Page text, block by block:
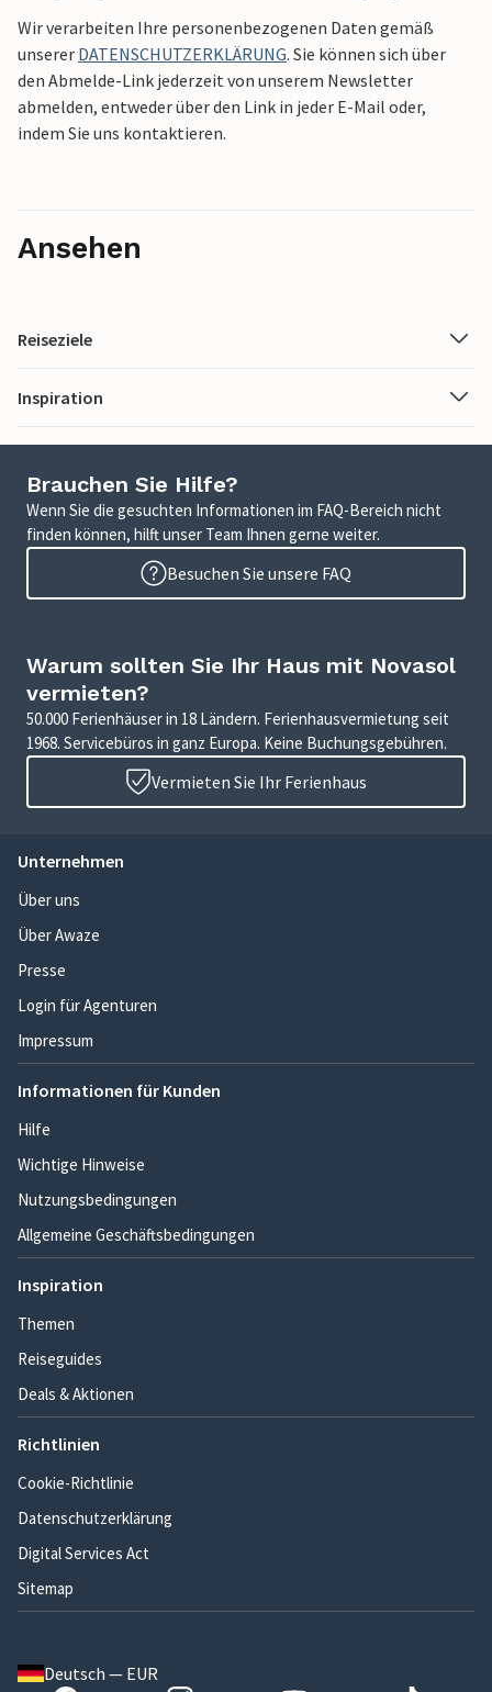
Wir verarbeiten Ihre personenbezogenen Daten gemäß
unserer DATENSCHUTZERKLÄRUNG. Sie können sich über
den Abmelde-Link jederzeit von unserem Newsletter
abmelden, entweder über den Link in jeder E-Mail oder,
indem Sie uns kontaktieren.
Ansehen
Reiseziele
Inspiration
Brauchen Sie Hilfe?
Wenn Sie die gesuchten Informationen im FAQ-Bereich nicht
finden können, hilft unser Team Ihnen gerne weiter.
Besuchen Sie unsere FAQ
Warum sollten Sie Ihr Haus mit Novasol
vermieten?
50.000 Ferienhäuser in 18 Ländern. Ferienhausvermietung seit
1968. Servicebüros in ganz Europa. Keine Buchungsgebühren.
Vermieten Sie Ihr Ferienhaus
Unternehmen
Über uns
Über Awaze
Presse
Login für Agenturen
Impressum
Informationen für Kunden
Hilfe
Wichtige Hinweise
Nutzungsbedingungen
Allgemeine Geschäftsbedingungen
Inspiration
Themen
Reiseguides
Deals & Aktionen
Richtlinien
Cookie-Richtlinie
Datenschutzerklärung
Digital Services Act
Sitemap
Deutsch — EUR